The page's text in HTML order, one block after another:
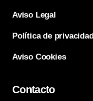
Aviso Legal
Política de privacidad
Aviso Cookies
Contacto